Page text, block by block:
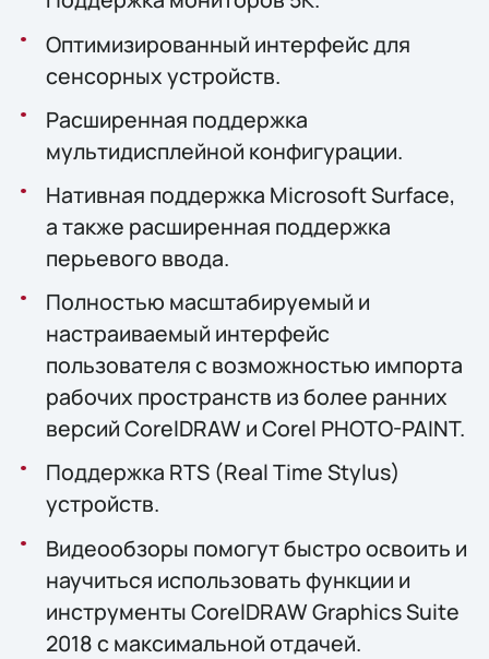
Оптимизированный интерфейс для
сенсорных устройств.
Расширенная поддержка
мультидисплейной конфигурации.
Нативная поддержка Microsoft Surface,
а также расширенная поддержка
перьевого ввода.
Полностью масштабируемый и
настраиваемый интерфейс
пользователя с возможностью импорта
рабочих пространств из более ранних
версий CorelDRAW и Corel PHOTO-PAINT.
Поддержка RTS (Real Time Stylus)
устройств.
Видеообзоры помогут быстро освоить и
научиться использовать функции и
инструменты CorelDRAW Graphics Suite
2018 с максимальной отдачей.